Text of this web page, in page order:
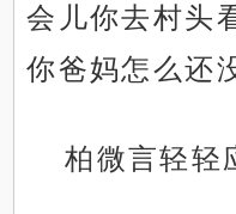
会儿你去村头
你爸妈怎么还
柏微言轻轻